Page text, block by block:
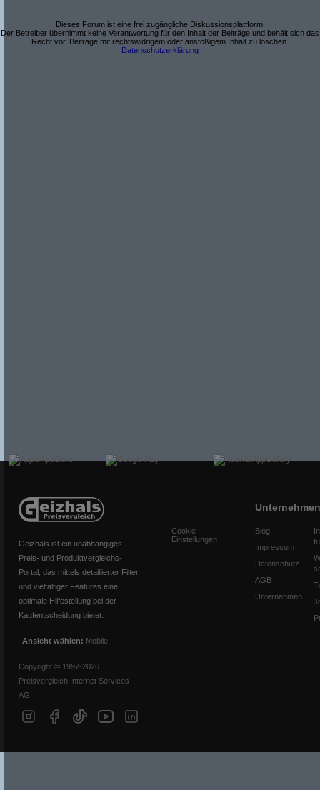
Dieses Forum ist eine frei zugängliche Diskussionsplattform.
Der Betreiber übernimmt keine Verantwortung für den Inhalt der Beiträge und behält sich das
Recht vor, Beiträge mit rechtswidrigem oder anstößigem Inhalt zu löschen.
Datenschutzerklärung
Geizhals ist ein unabhängiges
Preis- und Produktvergleichs-
Portal, das mittels detaillierter Filter
und vielfältiger Features eine
optimale Hilfestellung bei der
Kaufentscheidung bietet.
Ansicht wählen: Mobile
Copyright © 1997-2026
Preisvergleich Internet Services
AG
Cookie-
Einstellungen
Unternehmen
Blog
Impressum
Datenschutz
AGB
Unternehmen